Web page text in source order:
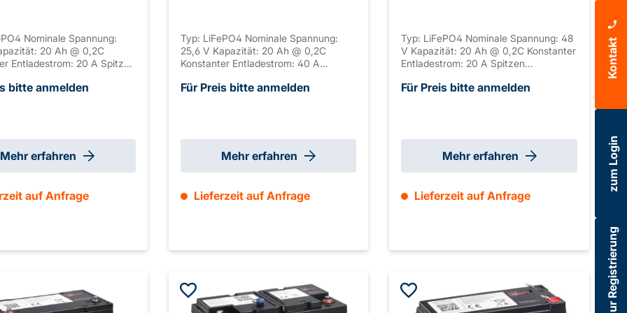
Nominale Spannung:
20 Ah @ 0,2C
Entladestrom: 20 A Spitzen
5 S Anschluss: M5
2,35 kg
bitte anmelden
Mehr erfahren
auf Anfrage
Typ: LiFePO4 Nominale Spannung:
25,6 V Kapazität: 20 Ah @ 0,2C
Konstanter Entladestrom: 40 A
Spitzen Entladestrom: 5 S Anschluss:
±2mm Gewicht: 4,5 kg
Für Preis bitte anmelden
Mehr erfahren
Lieferzeit auf Anfrage
Typ: LiFePO4 Nominale Spannung: 48
V Kapazität: 20 Ah @ 0,2C Konstanter
Entladestrom: 20 A Spitzen
Entladestrom: 1 S Anschluss: M6
±2mm (+ 15-65mm Weipu) Gewicht:
Für Preis bitte anmelden
Mehr erfahren
Lieferzeit auf Anfrage
Kontakt
zum Login
zur Registrierung